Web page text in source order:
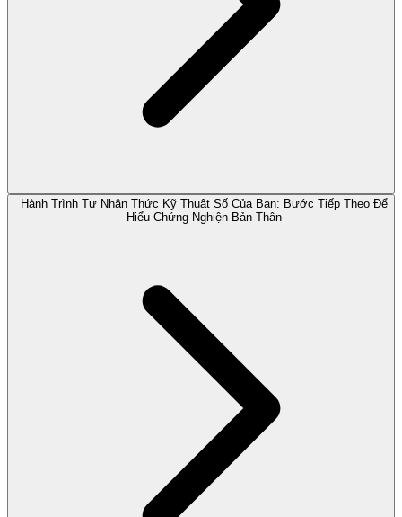
Hành Trình Tự Nhận Thức Kỹ Thuật Số Của Bạn: Bước Tiếp Theo Để
Hiểu Chứng Nghiện Bản Thân